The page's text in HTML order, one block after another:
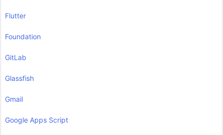
Flutter
Foundation
GitLab
Glassfish
Gmail
Google Apps Script